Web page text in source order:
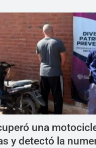
una
y detectó la